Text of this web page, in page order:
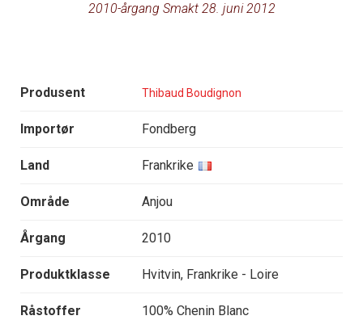
2010-årgang Smakt 28. juni 2012
Produsent Thibaud Boudignon
Importør Fondberg
Land Frankrike
Område Anjou
Årgang 2010
Produktklasse Hvitvin, Frankrike - Loire
Råstoffer 100% Chenin Blanc